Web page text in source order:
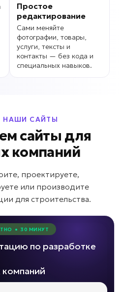
Простое
редактирование
Сами меняйте
фотографии, товары,
услуги, тексты и
контакты — без кода и
специальных навыков.
НАШИ САЙТЫ
сайты для
компаний
проектируете,
или производите
для строительства.
• 30 МИНУТ
по разработке
компаний